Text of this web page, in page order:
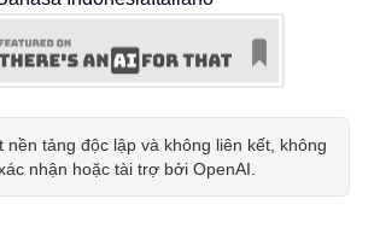
nền tảng độc lập và không liên kết, không
nhận hoặc tài trợ bởi OpenAI.